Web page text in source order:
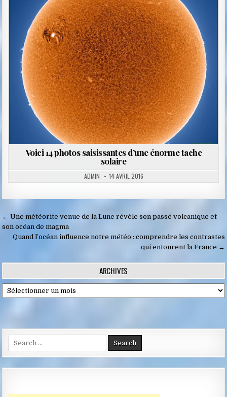
Posted
in
Voici 14 photos saisissantes d’une énorme tache
solaire
ADMIN 14 AVRIL 2016
Navigation
de
l’article
← Une météorite venue de la Lune révèle son passé volcanique et
son océan de magma
Quand l’océan influence notre météo : comprendre les contrastes
qui entourent la France →
ARCHIVES
Archives
for: